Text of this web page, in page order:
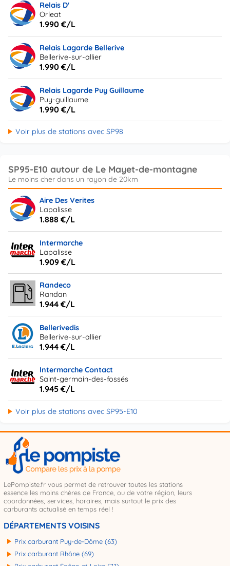
Relais D'
Orleat
1.990 €/L
Relais Lagarde Bellerive
Bellerive-sur-allier
1.990 €/L
Relais Lagarde Puy Guillaume
Puy-guillaume
1.990 €/L
Voir plus de stations avec SP98
SP95-E10 autour de Le Mayet-de-montagne
Aire Des Verites
Lapalisse
1.888 €/L
Intermarche
Lapalisse
1.909 €/L
Randeco
Randan
1.944 €/L
Bellerivedis
Bellerive-sur-allier
1.944 €/L
Intermarche Contact
Saint-germain-des-fossés
1.945 €/L
Voir plus de stations avec SP95-E10
LePompiste.fr vous permet de retrouver toutes les stations
essence les moins chères de France, ou de votre région, leurs
coordonnées, services, horaires, mais surtout le prix des
carburants actualisé en temps réel !
DÉPARTEMENTS VOISINS
Prix carburant Puy-de-Dôme (63)
Prix carburant Rhône (69)